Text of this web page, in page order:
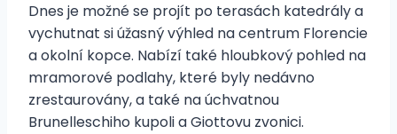
Dnes je možné se projít po terasách katedrály a
vychutnat si úžasný výhled na centrum Florencie
a okolní kopce. Nabízí také hloubkový pohled na
mramorové podlahy, které byly nedávno
zrestaurovány, a také na úchvatnou
Brunelleschiho kupoli a Giottovu zvonici.